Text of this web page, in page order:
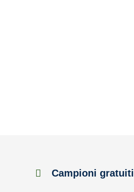
Campioni gratuiti